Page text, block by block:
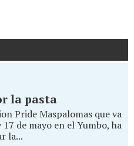
la pasta
Pride Maspalomas que va
de mayo en el Yumbo, ha
la...